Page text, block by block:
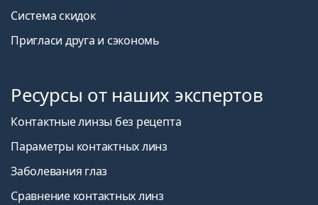
Система скидок
Пригласи друга и сэкономь
Ресурсы от наших экспертов
Контактные линзы без рецепта
Параметры контактных линз
Заболевания глаз
Сравнение контактных линз